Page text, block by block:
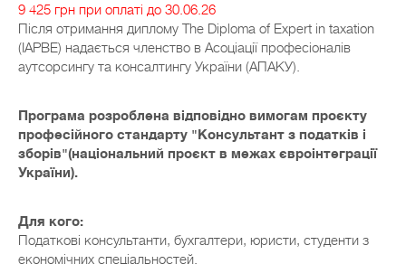
9 425 грн при оплаті до 30.06.26
Після отримання диплому The Diploma of Expert in taxation
(IAPBE) надається членство в Асоціації професіоналів
аутсорсингу та консалтингу України (АПАКУ).
Програма розроблена відповідно вимогам проєкту
професійного стандарту "Консультант з податків і
зборів"(національний проєкт в межах євроінтеграції
України).
Для кого:
Податкові консультанти, бухгалтери, юристи, студенти з
економічних спеціальностей.